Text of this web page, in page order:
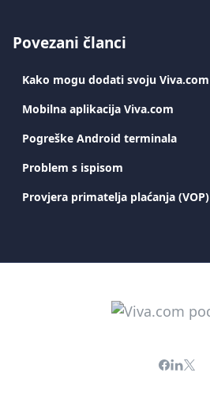
Povezani članci
Mobilna aplikacija Viva.com
Pogreške Android terminala
Problem s ispisom
Provjera primatelja plaćanja (VOP)